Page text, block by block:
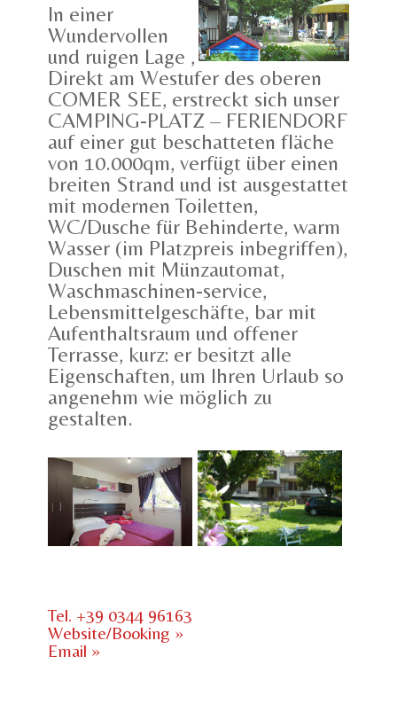
In einer
Wundervollen
und ruigen Lage ,
Direkt am Westufer des oberen
COMER SEE, erstreckt sich unser
CAMPING-PLATZ – FERIENDORF
auf einer gut beschatteten fläche
von 10.000qm, verfügt über einen
breiten Strand und ist ausgestattet
mit modernen Toiletten,
WC/Dusche für Behinderte, warm
Wasser (im Platzpreis inbegriffen),
Duschen mit Münzautomat,
Waschmaschinen-service,
Lebensmittelgeschäfte, bar mit
Aufenthaltsraum und offener
Terrasse, kurz: er besitzt alle
Eigenschaften, um Ihren Urlaub so
angenehm wie möglich zu
gestalten.
Tel. +39 0344 96163
Website/Booking »
Email »